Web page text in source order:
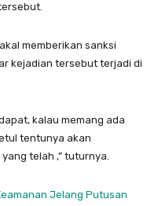
memberikan sanksi
kejadian tersebut terjadi di
kalau memang ada
tentunya akan
telah ,” tuturnya.
Jelang Putusan